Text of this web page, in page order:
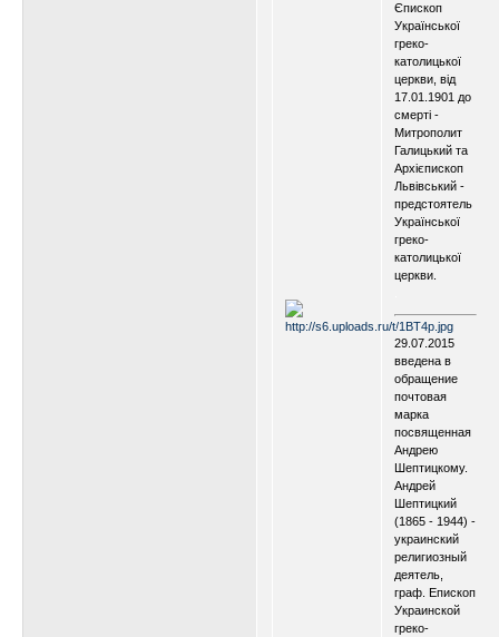
Єпископ
Української
греко-
католицької
церкви, від
17.01.1901 до
смерті -
Митрополит
Галицький та
Архієпископ
Львівський -
предстоятель
Української
греко-
католицької
церкви.
.
29.07.2015
введена в
обращение
почтовая
марка
посвященная
Андрею
Шептицкому.
Андрей
Шептицкий
(1865 - 1944) -
украинский
религиозный
деятель,
граф. Епископ
Украинской
греко-